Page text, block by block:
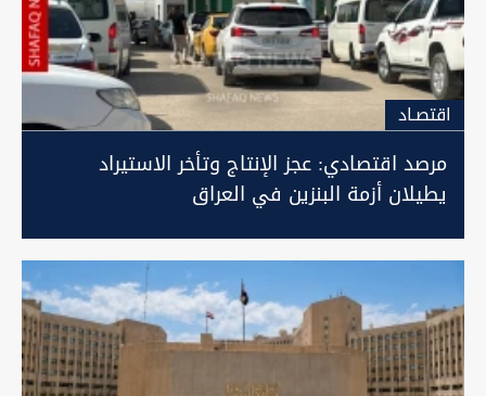
اقتصـاد
مرصد اقتصادي: عجز الإنتاج وتأخر الاستيراد
يطيلان أزمة البنزين في العراق